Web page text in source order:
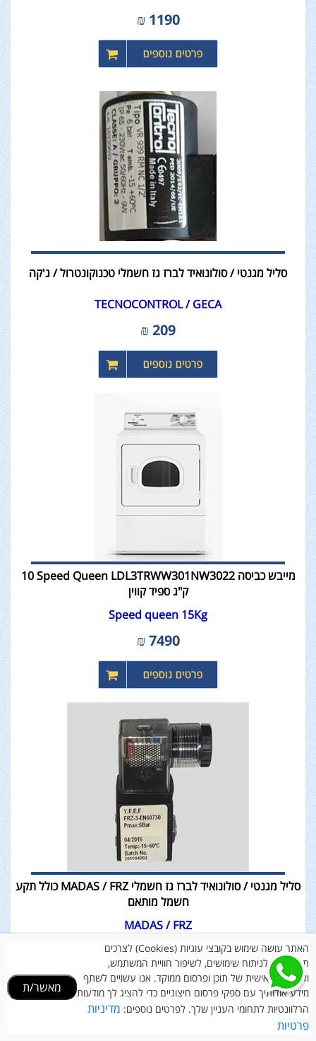
1190
₪
סליל מגנטי / סולונואיד לברז גז חשמלי טכנוקונטרול / ג'קה
TECNOCONTROL / GECA
209
₪
מייבש כביסה Speed Queen LDL3TRWW301NW3022 ‏10
‏ק"ג ספיד קווין
Speed queen 15Kg
7490
₪
סליל מגנטי / סולונואיד לברז גז חשמלי MADAS / FRZ כולל תקע
חשמל מותאם
MADAS / FRZ
207
₪האתר עושה שימוש בקובצי עוגיות (Cookies) לצרכים
תפעוליים, לניתוח שימושים, לשיפור חוויית המשתמש,
ולהתאמה אישית של תוכן ופרסום ממוקד. אנו עשויים לשתף
מידע אודותיך עם ספקי פרסום חיצוניים כדי להציג לך מודעות
הרלוונטיות לתחומי העניין שלך. לפרטים נוספים: מדיניות
פרטיות
מאשר/ת